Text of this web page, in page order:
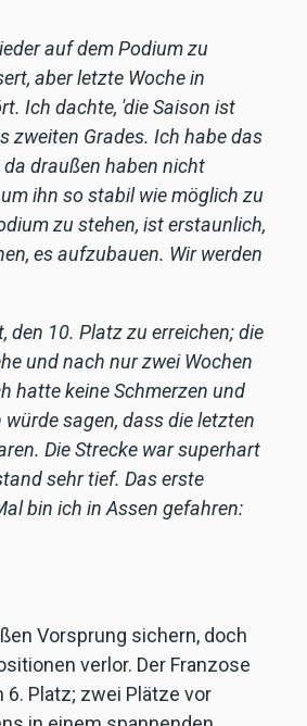
auf dem Podium zu
aber letzte Woche in
Ich dachte, 'die Saison ist
zweiten Grades. Ich habe das
draußen haben nicht
ihn so stabil wie möglich zu
zu stehen, ist erstaunlich,
es aufzubauen. Wir werden
den 10. Platz zu erreichen; die
und nach nur zwei Wochen
hatte keine Schmerzen und
sagen, dass die letzten
Die Strecke war superhart
sehr tief. Das erste
bin ich in Assen gefahren:
Vorsprung sichern, doch
verlor. Der Franzose
Platz; zwei Plätze vor